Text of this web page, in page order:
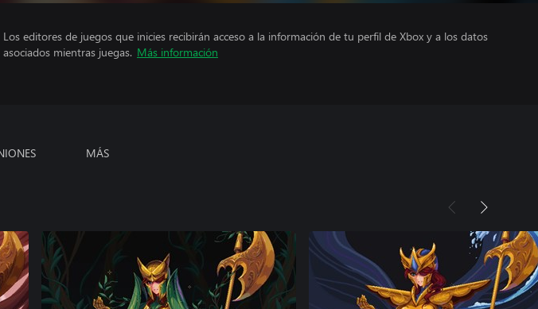
Los editores de juegos que inicies recibirán acceso a la información de tu perfil de Xbox y a los datos
asociados mientras juegas. Más información
MÁS